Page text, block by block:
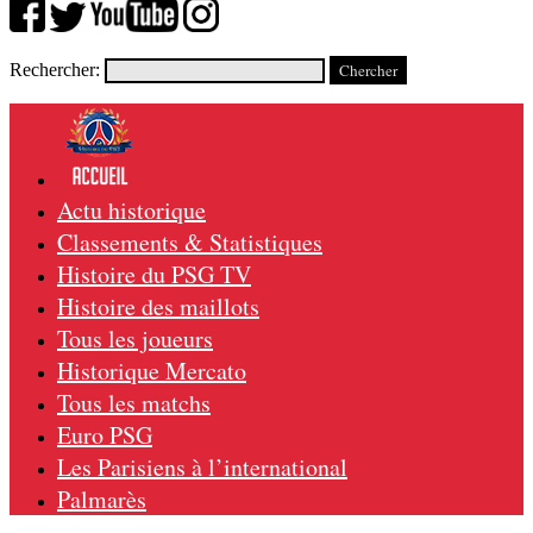
Rechercher:
Actu historique
Classements & Statistiques
Histoire du PSG TV
Histoire des maillots
Tous les joueurs
Historique Mercato
Tous les matchs
Euro PSG
Les Parisiens à l’international
Palmarès